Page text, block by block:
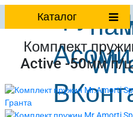
Каталог
Комплект
Active -50мм п/